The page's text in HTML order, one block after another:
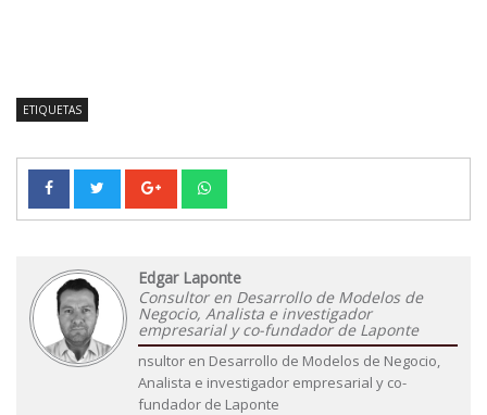
ETIQUETAS
Edgar Laponte
Consultor en Desarrollo de Modelos de
Negocio, Analista e investigador
empresarial y co-fundador de Laponte
nsultor en Desarrollo de Modelos de Negocio,
Analista e investigador empresarial y co-
fundador de Laponte